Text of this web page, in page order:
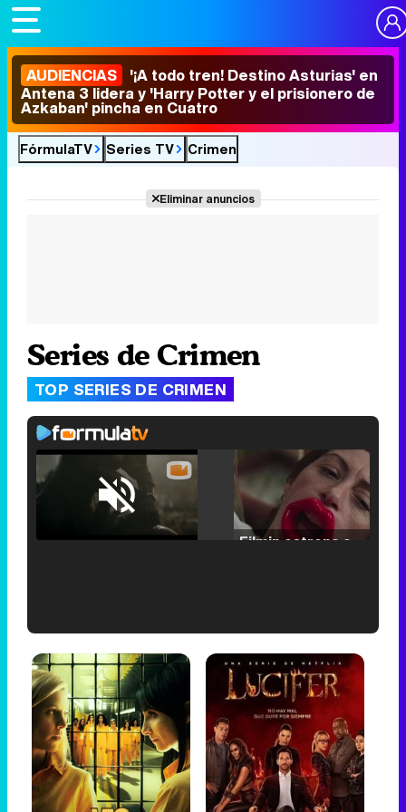
AUDIENCIAS '¡A todo tren! Destino Asturias' en
Antena 3 lidera y 'Harry Potter y el prisionero de
Azkaban' pincha en Cuatro
FórmulaTV Series TV Crimen
Eliminar anuncios
Series de Crimen
TOP SERIES DE CRIMEN
Unmute /
Tráiler de '33 días', la nueva serie de Atresplayer con Julián Villagrán y José Manuel Poga